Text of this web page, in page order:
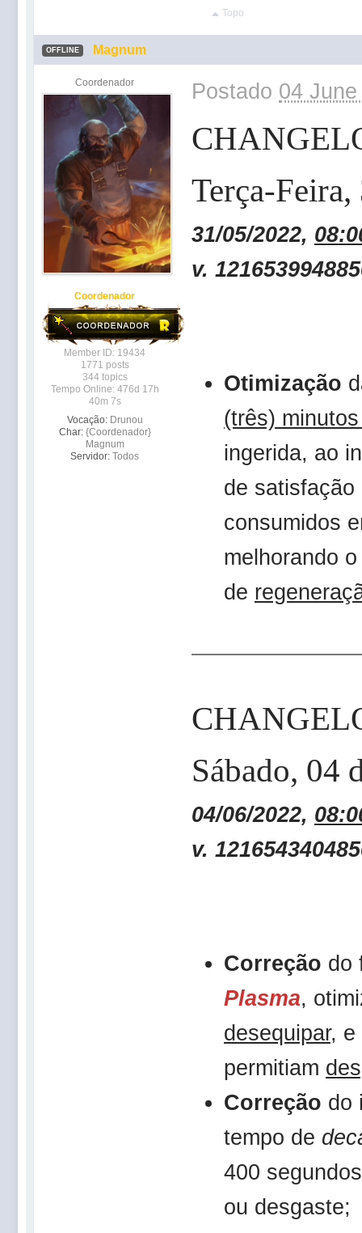
Topo
OFFLINE Magnum
Coordenador
Coordenador
Member ID: 19434
1771 posts
344 topics
Tempo Online: 476d 17h
40m 7s
Vocação: Drunou
Char: {Coordenador}
Magnum
Servidor: Todos
Postado 04
Terça-
31/05/2022,
v.
Otimização
(três)
ingerida, ao
de
consumidos
melhorando
de
Sábado, 04
04/06/2022,
v.
Correção do
Plasma,
desequipar, e
permitiam
Correção do
tempo de
400
ou desgaste;